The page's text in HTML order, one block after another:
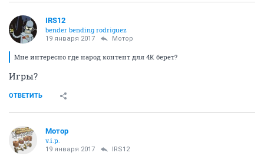
IRS12
bender bending rodriguez
19 января 2017 Мотор
Мне интересно где народ контент для 4К берет?
Игры?
ОТВЕТИТЬ
Мотор
v.i.p.
19 января 2017 IRS12